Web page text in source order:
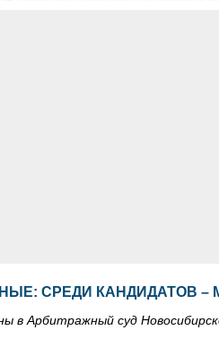
СРЕДИ КАНДИДАТОВ
в Арбитражный суд